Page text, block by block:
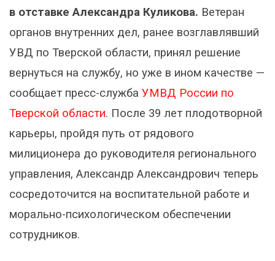
в отставке Александра Куликова. Ветеран
органов внутренних дел, ранее возглавлявший
УВД по Тверской области, принял решение
вернуться на службу, но уже в ином качестве —
сообщает пресс-служба УМВД России по
Тверской области. После 39 лет плодотворной
карьеры, пройдя путь от рядового
милиционера до руководителя регионального
управления, Александр Александрович теперь
сосредоточится на воспитательной работе и
морально-психологическом обеспечении
сотрудников.